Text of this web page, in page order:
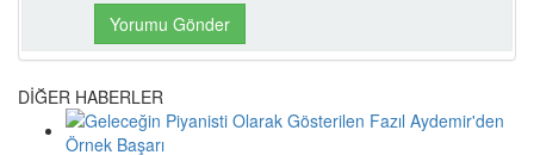
DİĞER HABERLER